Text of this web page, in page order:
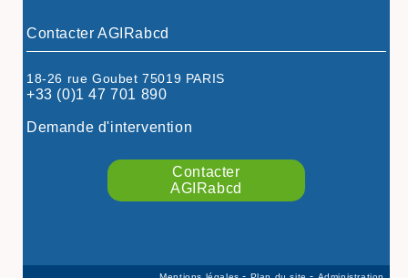
FINISTÈRE
HAUTES-PYRÉNÉES
HÉRAULT
ILLE ET VILAINE
LIMOUSIN
LOIRE / OCÉAN
MANCHE
Contacter AGIRabcd
18-26 rue Goubet 75019 PARIS
+33 (0)1 47 701 890
Demande d'intervention
Contacter
AGIRabcd